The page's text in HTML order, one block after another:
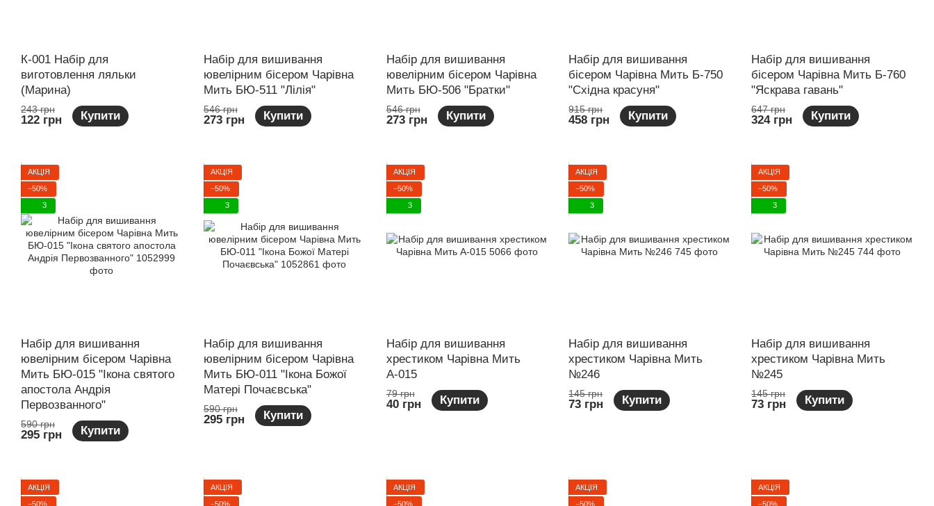
К-001 Набір для
виготовлення ляльки
(Марина)
243 грн
122 грн Купити
Набір для вишивання
ювелірним бісером Чарівна
Мить БЮ-511 "Лілія"
546 грн
273 грн Купити
Набір для вишивання
ювелірним бісером Чарівна
Мить БЮ-506 "Братки"
546 грн
273 грн Купити
Набір для вишивання
бісером Чарівна Мить Б-750
"Східна красуня"
915 грн
458 грн Купити
Набір для вишивання
бісером Чарівна Мить Б-760
"Яскрава гавань"
647 грн
324 грн Купити
АКЦІЯ
−50%
3
Набір для вишивання
ювелірним бісером Чарівна
Мить БЮ-015 "Ікона святого
апостола Андрія
Первозванного"
590 грн
295 грн Купити
АКЦІЯ
−50%
3
Набір для вишивання
ювелірним бісером Чарівна
Мить БЮ-011 "Ікона Божої
Матері Почаєвська"
590 грн
295 грн Купити
АКЦІЯ
−50%
3
Набір для вишивання
хрестиком Чарівна Мить
А-015
79 грн
40 грн Купити
АКЦІЯ
−50%
3
Набір для вишивання
хрестиком Чарівна Мить
№246
145 грн
73 грн Купити
АКЦІЯ
−50%
3
Набір для вишивання
хрестиком Чарівна Мить
№245
145 грн
73 грн Купити
АКЦІЯ
−50%
АКЦІЯ
−50%
АКЦІЯ
−50%
АКЦІЯ
−50%
АКЦІЯ
−50%